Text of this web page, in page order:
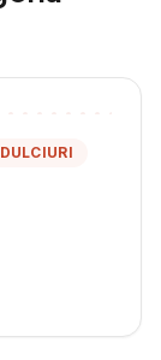
DULCIURI